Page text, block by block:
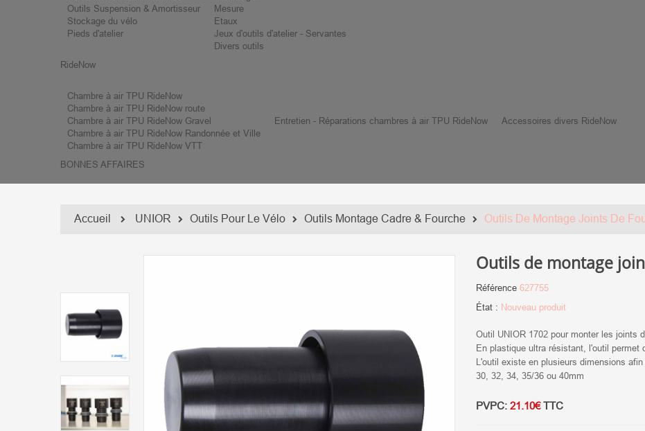
Outils Suspension & Amortisseur
Stockage du vélo
Pieds d'atelier
Mesure
Etaux
Jeux d'outils d'atelier - Servantes
Divers outils
RideNow
Chambre à air TPU RideNow
Chambre à air TPU RideNow route
Chambre à air TPU RideNow Gravel
Chambre à air TPU RideNow Randonnée et Ville
Chambre à air TPU RideNow VTT
Entretien - Réparations chambres à air TPU RideNow Accessoires divers RideNow
BONNES AFFAIRES
Accueil UNIOR Outils Pour Le Vélo Outils Montage Cadre & Fourche Outils De Montage Joints De
Outils de montage
Référence 627755
État : Nouveau produit
Outil UNIOR 1702 pour monter les joints
En plastique ultra résistant, l'outil permet
L'outil existe en plusieurs dimensions
30, 32, 34, 35/36 ou 40mm
PVPC: 21.10€TTC